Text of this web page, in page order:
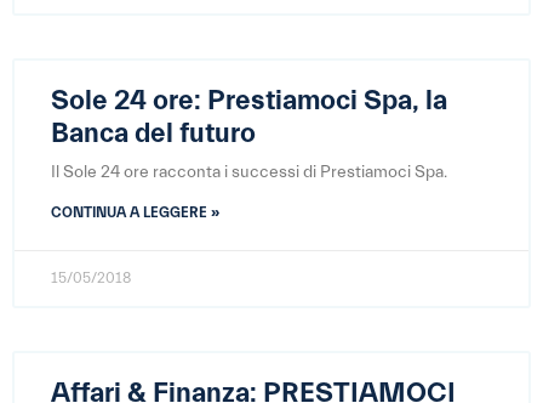
Sole 24 ore: Prestiamoci Spa, la
Banca del futuro
Il Sole 24 ore racconta i successi di Prestiamoci Spa.
CONTINUA A LEGGERE »
15/05/2018
Affari & Finanza: PRESTIAMOCI